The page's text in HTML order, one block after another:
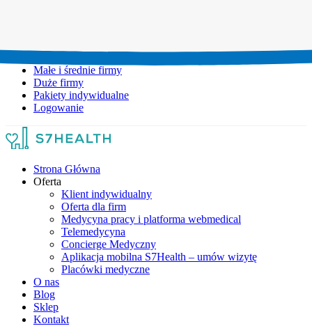
Małe i średnie firmy
Duże firmy
Pakiety indywidualne
Logowanie
Strona Główna
Oferta
Klient indywidualny
Oferta dla firm
Medycyna pracy i platforma webmedical
Telemedycyna
Concierge Medyczny
Aplikacja mobilna S7Health – umów wizytę
Placówki medyczne
O nas
Blog
Sklep
Kontakt